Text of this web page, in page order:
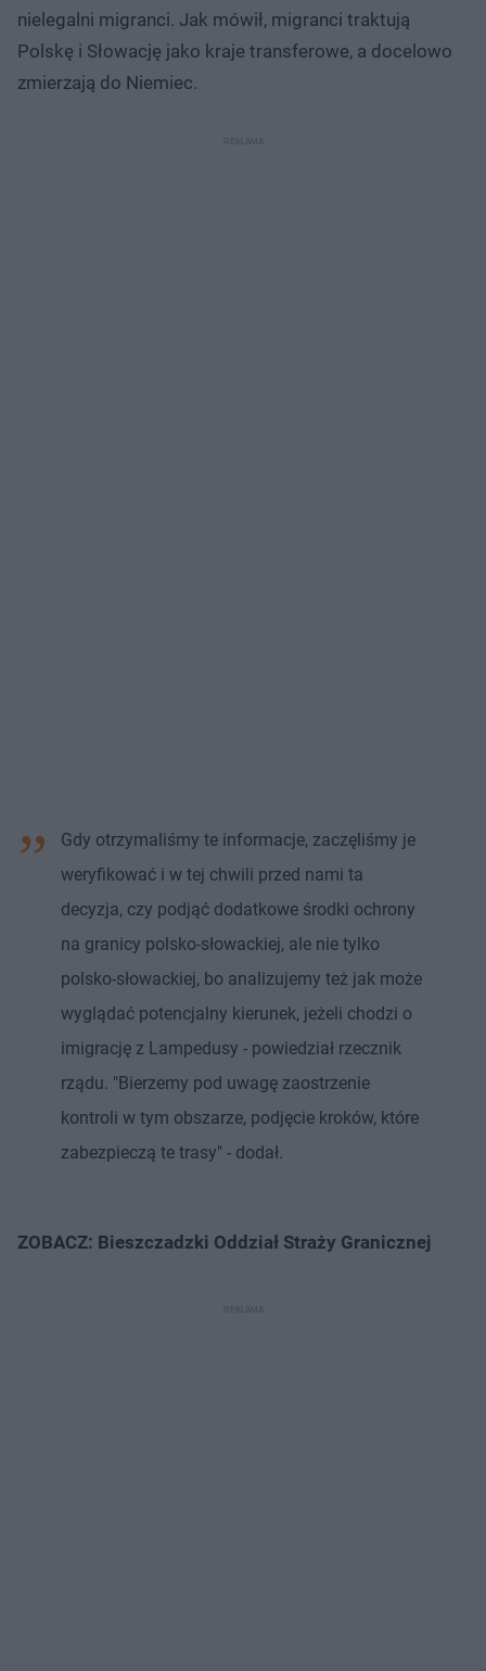
nielegalni migranci. Jak mówił, migranci traktują
Polskę i Słowację jako kraje transferowe, a docelowo
zmierzają do Niemiec.
Gdy otrzymaliśmy te informacje, zaczęliśmy je
weryfikować i w tej chwili przed nami ta
decyzja, czy podjąć dodatkowe środki ochrony
na granicy polsko-słowackiej, ale nie tylko
polsko-słowackiej, bo analizujemy też jak może
wyglądać potencjalny kierunek, jeżeli chodzi o
imigrację z Lampedusy - powiedział rzecznik
rządu. "Bierzemy pod uwagę zaostrzenie
kontroli w tym obszarze, podjęcie kroków, które
zabezpieczą te trasy" - dodał.
ZOBACZ: Bieszczadzki Oddział Straży Granicznej